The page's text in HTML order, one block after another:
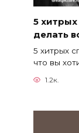
5
делать
5 хитрых
что вы
1.2к.